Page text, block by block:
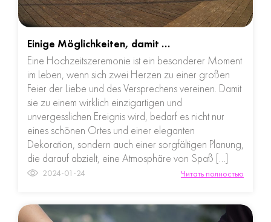
Einige Möglichkeiten, damit …
Eine Hochzeitszeremonie ist ein besonderer Moment
im Leben, wenn sich zwei Herzen zu einer großen
Feier der Liebe und des Versprechens vereinen. Damit
sie zu einem wirklich einzigartigen und
unvergesslichen Ereignis wird, bedarf es nicht nur
eines schönen Ortes und einer eleganten
Dekoration, sondern auch einer sorgfältigen Planung,
die darauf abzielt, eine Atmosphäre von Spaß […]
2024-01-24 Читать полностью